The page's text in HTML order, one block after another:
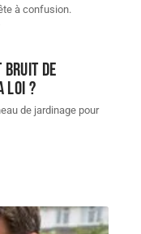
à confusion.
bruit de
loi ?
de jardinage pour